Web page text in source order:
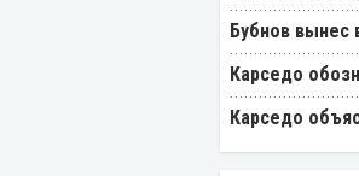
Бубнов вынес
Карседо
Карседо